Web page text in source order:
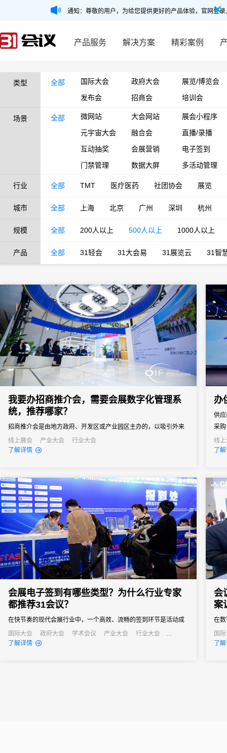
通知：尊敬的用户，为给您提供更好的产品体验，官网登
产品服务 解决方案 精彩案例
类型 全部 国际大会 政府大会
展览/博览会
发布会
招商会 培训会
场景 全部 微网站 大会网站
展会小程序
元宇宙大会
融合会
直播/录播
互动抽奖
会展营销
电子签到
门禁管理
数据大屏 多活动管理
行业 全部 TMT 医疗医药 社团协会 展览
城市 全部 上海 北京 广州 深圳 杭州
规模 全部 200人以上 500人以上 1000人以上
产品 全部 31轻会 31大会易 31展览云 31智
我要办招商推介会，需要会展数字化管理系
统，推荐哪家？
招商推介会是由地方政府、开发区或产业园区主办的，以吸引外来
投资、促进产业落地为核心目标的专题商务活动。参会客商涵盖世
界500强、行业龙头、投资机构和商会协会，单场活动潜在投资意
会务系统不...
线上展会 产业大会
行业大会
了解详情
办
供
采
通
窗
线
了
会展电子签到有哪些类型？为什么行业专家
都推荐31会议？
在快节奏的现代会展行业中，一个高效、流畅的签到环节是活动成
功的第一步。它不仅关系到参会者的第一印象，更直接影响着活动
的组织效率和数据准确性。告别传统纸质签到的繁琐与混乱，电子
国际大会 政府大会 学术会议 产业大会
行业大会
经销商大会
了解详情
会
案
在
是
梁
国
行
了